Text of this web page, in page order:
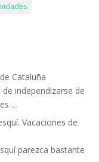
Cataluña
independizarse de
…
Vacaciones de
parezca bastante